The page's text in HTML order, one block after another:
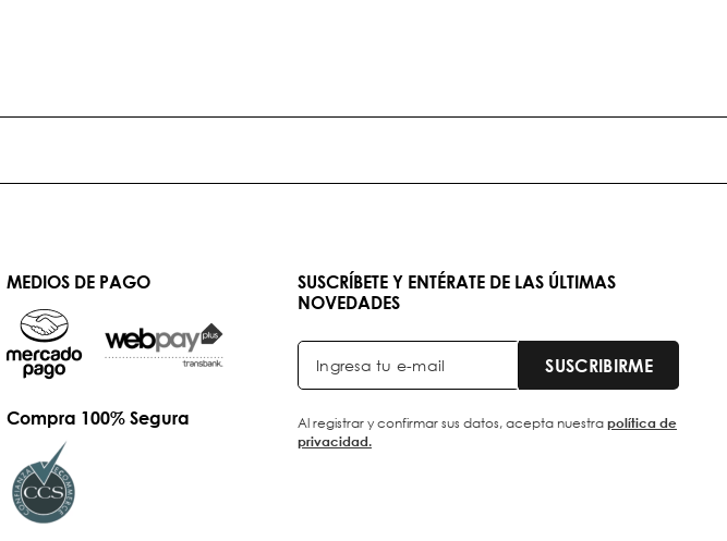
MEDIOS DE PAGO
Compra 100% Segura
SUSCRÍBETE Y ENTÉRATE DE LAS ÚLTIMAS
NOVEDADES
SUSCRIBIRME
Al registrar y confirmar sus datos, acepta nuestrapolítica de
privacidad.